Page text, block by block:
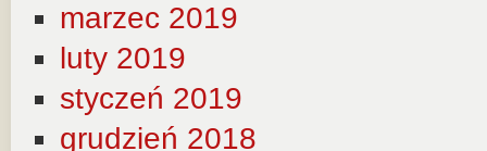
marzec 2019
luty 2019
styczeń 2019
grudzień 2018